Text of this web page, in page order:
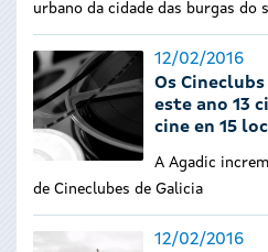
urbano da cidade das burgas do
12/02/2016
Os
este ano 13
cine en 15
A Agadic
de Cineclubes de Galicia
12/02/2016